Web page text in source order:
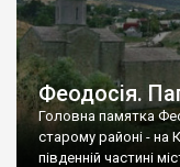
Феодосія.
Головна памятка
старому районі - на
південній частині